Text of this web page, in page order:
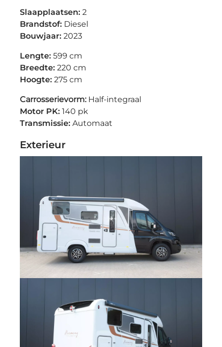
Slaapplaatsen: 2
Brandstof: Diesel
Bouwjaar: 2023
Lengte: 599 cm
Breedte: 220 cm
Hoogte: 275 cm
Carrosserievorm: Half-integraal
Motor PK: 140 pk
Transmissie: Automaat
Exterieur